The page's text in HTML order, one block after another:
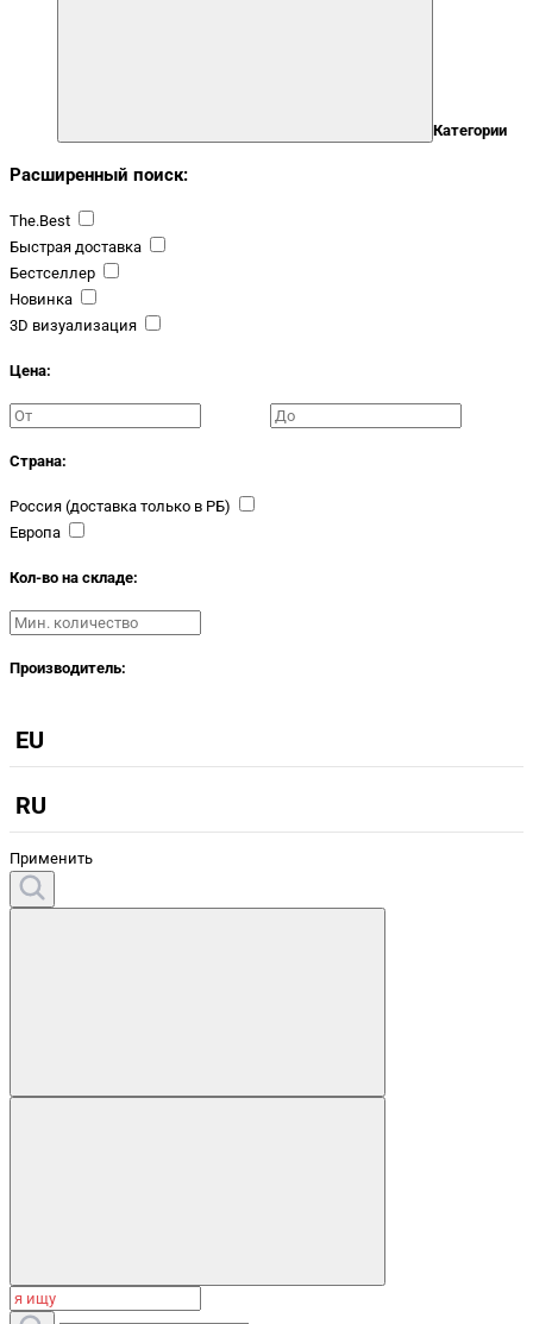
Категории
Расширенный поиск:
The.Best
Быстрая доставка
Бестселлер
Новинка
3D визуализация
Цена:
Страна:
Россия (доставка только в РБ)
Европа
Кол-во на складе:
Производитель:
EU
RU
Применить